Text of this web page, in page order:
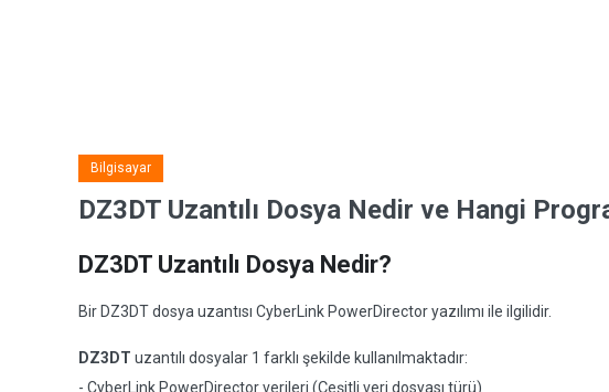
Bilgisayar
DZ3DT Uzantılı Dosya Nedir ve Hangi
DZ3DT Uzantılı Dosya Nedir?
Bir DZ3DT dosya uzantısı CyberLink PowerDirector yazılımı ile ilgilidir.
DZ3DT uzantılı dosyalar 1 farklı şekilde kullanılmaktadır:
- CyberLink PowerDirector verileri (Çeşitli veri dosyası türü)